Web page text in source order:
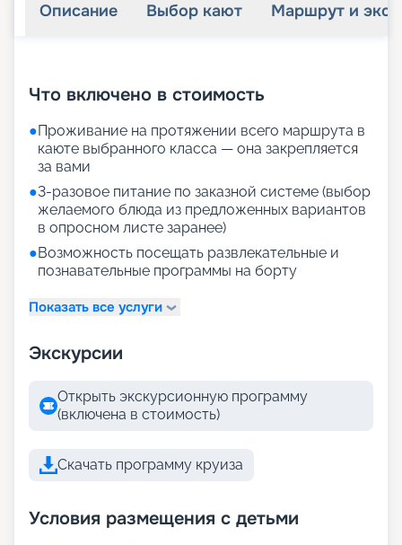
Описание Выбор кают Маршрут и
Что включено в стоимость
●Проживание на протяжении всего маршрута в
каюте выбранного класса — она закрепляется
за вами
●3-разовое питание по заказной системе (выбор
желаемого блюда из предложенных вариантов
в опросном листе заранее)
●Возможность посещать развлекательные и
познавательные программы на борту
Показать все услуги
Экскурсии
Открыть экскурсионную программу
(включена в стоимость)
Скачать программу круиза
Условия размещения с детьми